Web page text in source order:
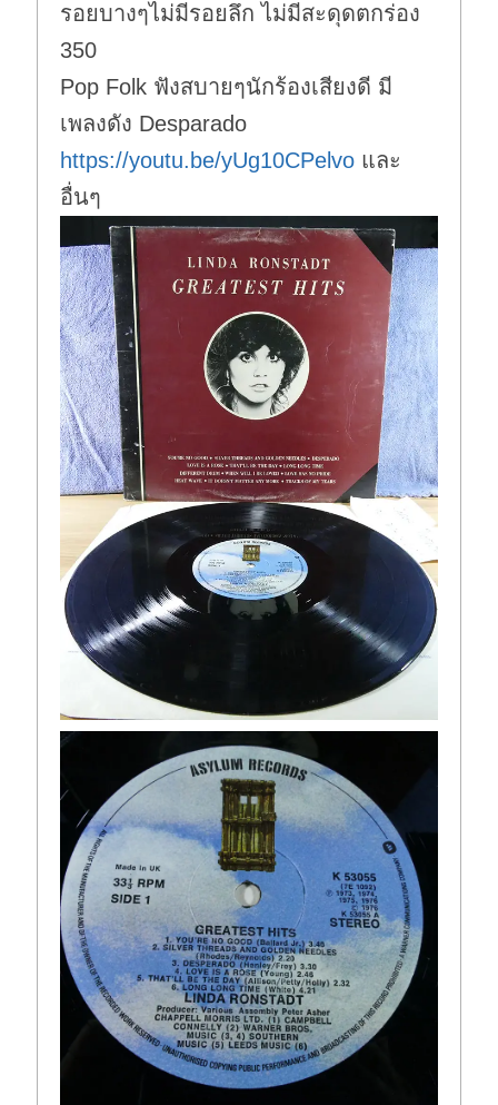
รอยบางๆไม่มีรอยลึก ไม่มีสะดุดตกร่อง
350
Pop Folk ฟังสบายๆนักร้องเสียงดี มี
เพลงดัง Desparado
https://youtu.be/yUg10CPelvo และ
อื่นๆ